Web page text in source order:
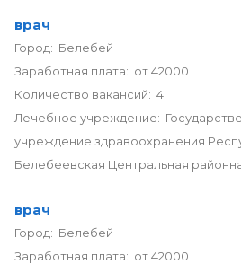
врач
Город: Белебей
Заработная плата: от 42000
Количество вакансий: 4
Лечебное учреждение:
учреждение здравоохранения
Белебеевская Центральная
врач
Город: Белебей
Заработная плата: от 42000